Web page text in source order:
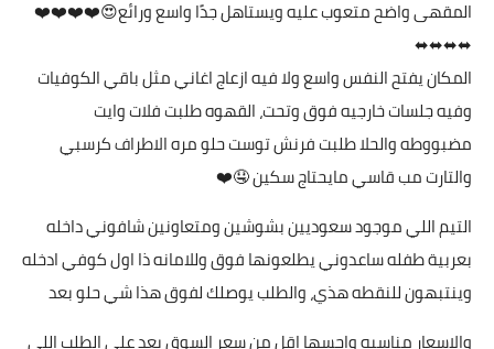
المقهى واضح متعوب عليه ويستاهل جدًا واسع ورائع😍❤️❤️❤️❤️
⬌⬌⬌⬌
المكان يفتح النفس واسع ولا فيه ازعاج اغاني مثل باقي الكوفيات
وفيه جلسات خارجيه فوق وتحت، القهوه طلبت فلات وايت
مضبووطه والحلا طلبت فرنش توست حلو مره الاطراف كرسبي
والتارت مب قاسي مايحتاج سكين 🤤❤️
التيم اللي موجود سعوديين بشوشين ومتعاونين شافوني داخله
بعربية طفله ساعدوني يطلعونها فوق وللامانه ذا اول كوفي ادخله
وينتبهون للنقطه هذي، والطلب يوصلك لفوق هذا شي حلو بعد
والاسعار مناسبه واحسها اقل من سعر السوق بعد على الطلب اللي